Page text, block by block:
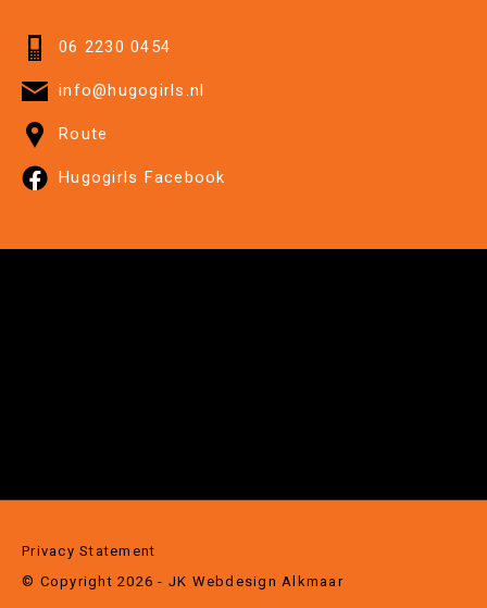
06 2230 0454
info@hugogirls.nl
Route
Hugogirls Facebook
Privacy Statement
© Copyright 2026 - JK Webdesign Alkmaar